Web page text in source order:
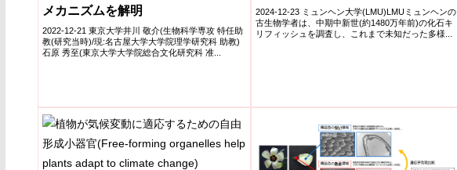
メカニズムを解明
2022-12-21 東京大学井川 敬介(生物科学専攻 特任助
教(研究当時)/現:名古屋大学大学院理学研究科 助教)
石原 秀至(東京大学大学院総合文化研究科 准...
diversity)
2024-12-23 ミュンヘン大学(LMU)LMUミュンヘンの
古生物学者は、中期中新世(約1480万年前)の化石キ
リフィッシュを調査し、これまで未知だった多様...